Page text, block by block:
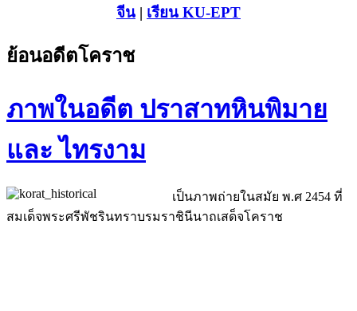
จีน | เรียน KU-EPT
ย้อนอดีตโคราช
ภาพในอดีต ปราสาทหินพิมาย
และ ไทรงาม
เป็นภาพถ่ายในสมัย พ.ศ 2454 ที่
สมเด็จพระศรีพัชรินทราบรมราชินีนาถเสด็จโคราช